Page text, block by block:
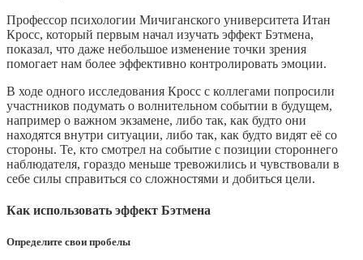
Профессор психологии Мичиганского университета Итан
Кросс, который первым начал изучать эффект Бэтмена,
показал, что даже небольшое изменение точки зрения
помогает нам более эффективно контролировать эмоции.
В ходе одного исследования Кросс с коллегами попросили
участников подумать о волнительном событии в будущем,
например о важном экзамене, либо так, как будто они
находятся внутри ситуации, либо так, как будто видят её со
стороны. Те, кто смотрел на событие с позиции стороннего
наблюдателя, гораздо меньше тревожились и чувствовали в
себе силы справиться со сложностями и добиться цели.
Как использовать эффект Бэтмена
Определите свои пробелы